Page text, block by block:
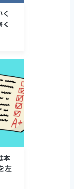
本
左